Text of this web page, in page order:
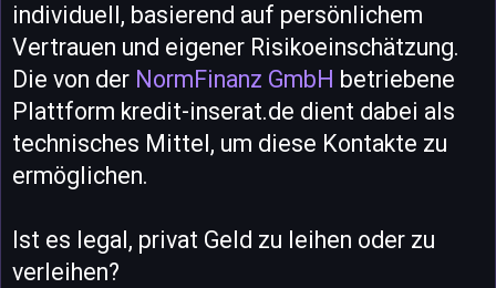
individuell, basierend auf persönlichem
Vertrauen und eigener Risikoeinschätzung.
Die von der NormFinanz GmbH betriebene
Plattform kredit-inserat.de dient dabei als
technisches Mittel, um diese Kontakte zu
ermöglichen.
Ist es legal, privat Geld zu leihen oder zu
verleihen?